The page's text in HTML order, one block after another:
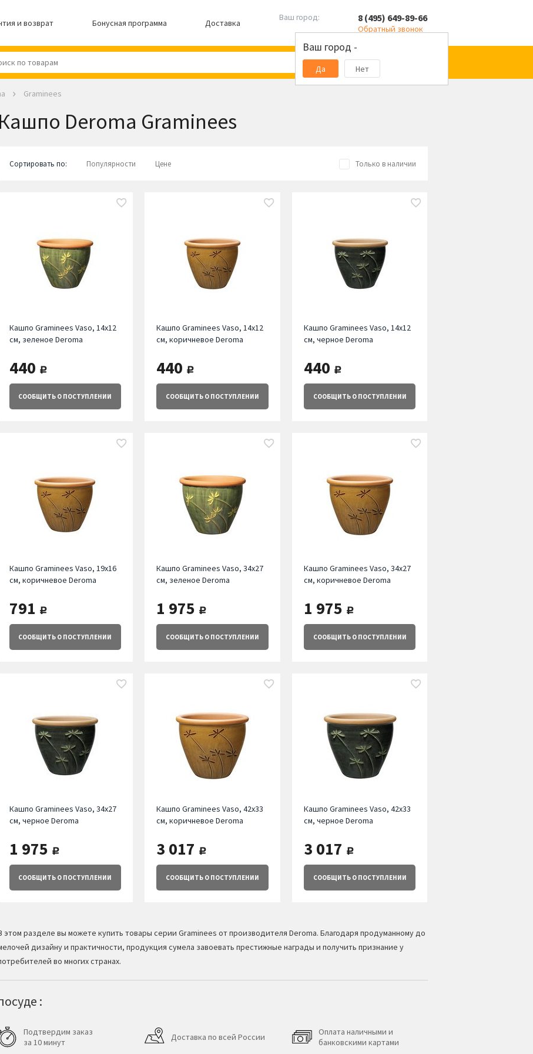
и возврат Бонусная программа Доставка
Ваш город:
Ваш город -
Да Нет
8 (495) 649-89-66
Обратный звонок
Graminees
Кашпо Deroma Graminees
Сортировать по: Популярности Цене Только в наличии
Кашпо Graminees Vaso, 14х12
см, зеленое Deroma
440 руб.
СООБЩИТЬ О ПОСТУПЛЕНИИ
Кашпо Graminees Vaso, 14х12
см, коричневое Deroma
440 руб.
СООБЩИТЬО ПОСТУПЛЕНИИ
Кашпо Graminees Vaso, 14х12
см, черное Deroma
440 руб.
СООБЩИТЬО ПОСТУПЛЕНИИ
Кашпо Graminees Vaso, 19х16
см, коричневое Deroma
791 руб.
СООБЩИТЬ О ПОСТУПЛЕНИИ
Кашпо Graminees Vaso, 34х27
см, зеленое Deroma
1 975 руб.
СООБЩИТЬО ПОСТУПЛЕНИИ
Кашпо Graminees Vaso, 34х27
см, коричневое Deroma
1 975 руб.
СООБЩИТЬО ПОСТУПЛЕНИИ
Кашпо Graminees Vaso, 34х27
см, черное Deroma
1 975 руб.
СООБЩИТЬ О ПОСТУПЛЕНИИ
Кашпо Graminees Vaso, 42х33
см, коричневое Deroma
3 017 руб.
СООБЩИТЬО ПОСТУПЛЕНИИ
Кашпо Graminees Vaso, 42х33
см, черное Deroma
3 017 руб.
СООБЩИТЬО ПОСТУПЛЕНИИ
этом разделе вы можете купить товары серии Graminees от производителя Deroma. Благодаря продуманному до
дизайну и практичности, продукция сумела завоевать престижные награды и получить признание у
во многих странах.
:
Подтвердим заказ
за 10 минут
Доставка по всей России
Оплата наличными и
банковскими картами